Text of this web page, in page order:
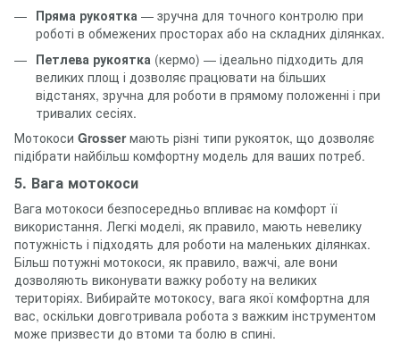
Пряма рукоятка — зручна для точного контролю при
роботі в обмежених просторах або на складних ділянках.
Петлева рукоятка (кермо) — ідеально підходить для
великих площ і дозволяє працювати на більших
відстанях, зручна для роботи в прямому положенні і при
тривалих сесіях.
Мотокоси Grosserмають різні типи рукояток, що дозволяє
підібрати найбільш комфортну модель для ваших потреб.
5. Вага мотокоси
Вага мотокоси безпосередньо впливає на комфорт її
використання. Легкі моделі, як правило, мають невелику
потужність і підходять для роботи на маленьких ділянках.
Більш потужні мотокоси, як правило, важчі, але вони
дозволяють виконувати важку роботу на великих
територіях. Вибирайте мотокосу, вага якої комфортна для
вас, оскільки довготривала робота з важким інструментом
може призвести до втоми та болю в спині.